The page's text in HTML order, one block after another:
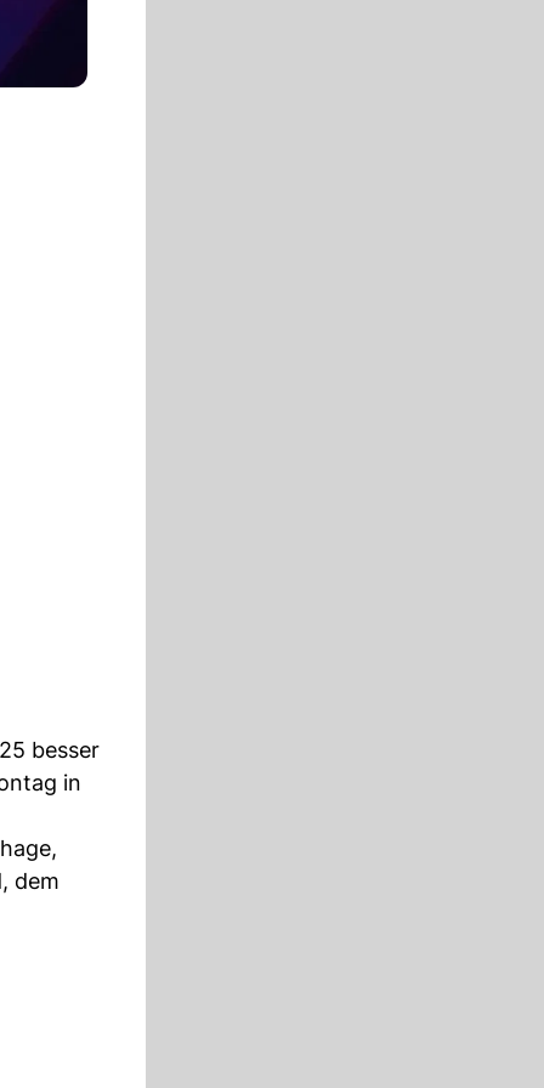
besser
in
dem